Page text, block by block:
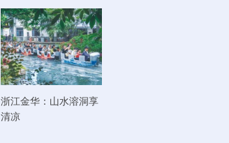
浙江金华：山水溶洞享
清凉